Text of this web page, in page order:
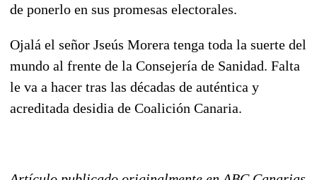
de ponerlo en sus promesas electorales.
Ojalá el señor Jseús Morera tenga toda la suerte del
mundo al frente de la Consejería de Sanidad. Falta
le va a hacer tras las décadas de auténtica y
acreditada desidia de Coalición Canaria.